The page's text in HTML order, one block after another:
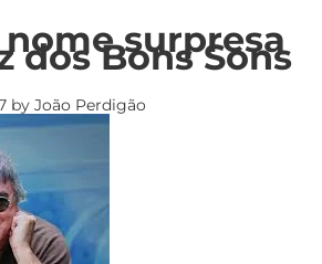
nome surpresa
dos Bons Sons
by João Perdigão